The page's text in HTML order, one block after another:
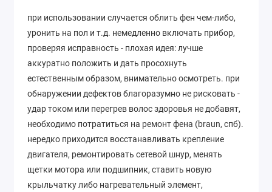
при использовании случается облить фен чем-либо,
уронить на пол и т.д. немедленно включать прибор,
проверяя исправность - плохая идея: лучше
аккуратно положить и дать просохнуть
естественным образом, внимательно осмотреть. при
обнаружении дефектов благоразумно не рисковать -
удар током или перегрев волос здоровья не добавят,
необходимо потратиться на ремонт фена (braun, спб).
нередко приходится восстанавливать крепление
двигателя, ремонтировать сетевой шнур, менять
щетки мотора или подшипник, ставить новую
крыльчатку либо нагревательный элемент,